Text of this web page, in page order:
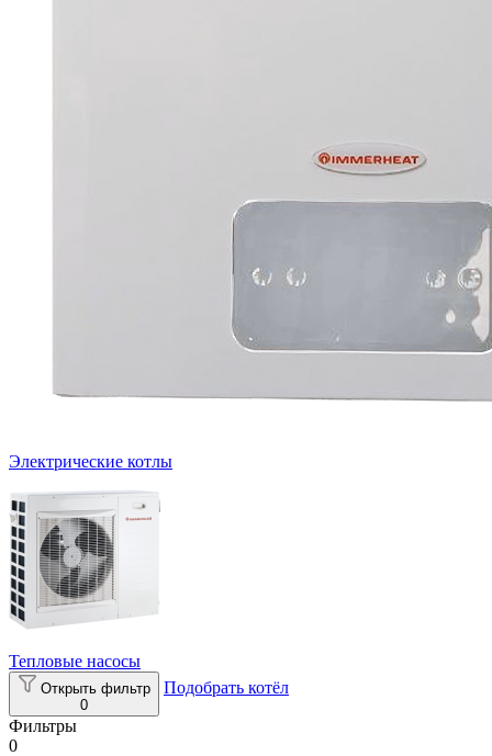
Электрические котлы
Тепловые насосы
Открыть фильтр
0
Подобрать котёл
Фильтры
0